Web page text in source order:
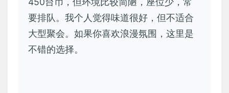
要排队。我个人觉得味道很好，但不适合
大型聚会。如果你喜欢浪漫氛围，这里是
不错的选择。